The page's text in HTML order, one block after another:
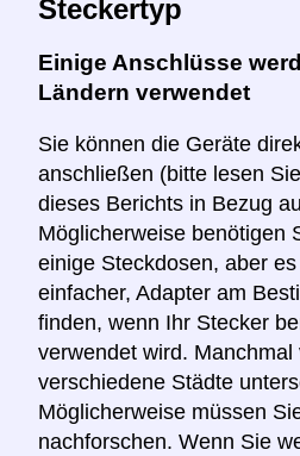
Steckertyp
Einige Anschlüsse
Ländern verwendet
Sie können die Geräte
anschließen (bitte lesen
dieses Berichts in Bezug
Möglicherweise benötigen
einige Steckdosen, aber
einfacher, Adapter am
finden, wenn Ihr Stecker
verwendet wird. Manchmal
verschiedene Städte
Möglicherweise müssen
nachforschen. Wenn Sie